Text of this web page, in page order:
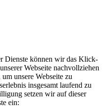
Dienste können wir das Klick-
Webseite nachvollziehen
unsere Webseite zu
insgesamt laufend zu
setzen wir auf dieser
ein: